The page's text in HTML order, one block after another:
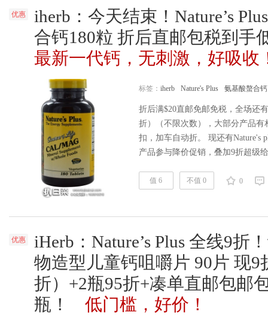
优惠
iherb：今天结束！Nature’s
合钙180粒 折后直邮包税到手
最新一代钙，无刺激，好吸收
标签： iherb Nature's Plus 氨基酸螯合钙
折后满$20直邮免邮免税，全场还
折）（不限次数），大部分产品
扣，加车自动折。 现还有Nature's
产品参与降价促销，叠加9折超级
直邮包邮包税到手￥117/瓶，凑
值 6 不值 0 0
优惠
iHerb：Nature’s Plus 全线9折
物造型儿童钙咀嚼片 90片 现9
折）+2瓶95折+凑单直邮包邮
瓶！
低门槛，好价！